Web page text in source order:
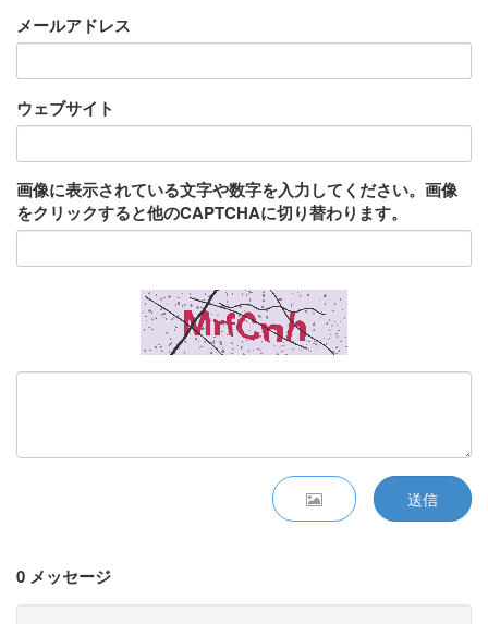
メールアドレス
ウェブサイト
画像に表示されている文字や数字を入力してください。画像
をクリックすると他のCAPTCHAに切り替わります。
送信
0 メッセージ